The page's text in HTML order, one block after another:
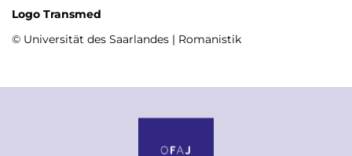
Logo Transmed
© Universität des Saarlandes | Romanistik